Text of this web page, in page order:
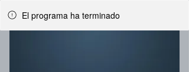
El programa ha terminado